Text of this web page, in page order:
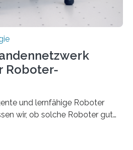
Roboter-
und lernfähige Roboter
wir, ob solche Roboter gut
Marie Skłodowska-Curie